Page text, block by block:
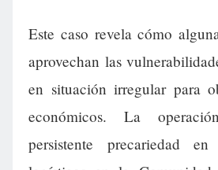
Este caso revela cómo
aprovechan las
en situación irregular para
económicos. La
persistente precariedad